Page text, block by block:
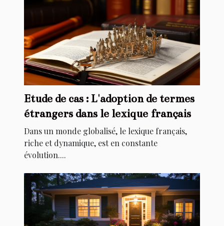
Etude de cas : L'adoption de termes
étrangers dans le lexique français
Dans un monde globalisé, le lexique français,
riche et dynamique, est en constante
évolution....